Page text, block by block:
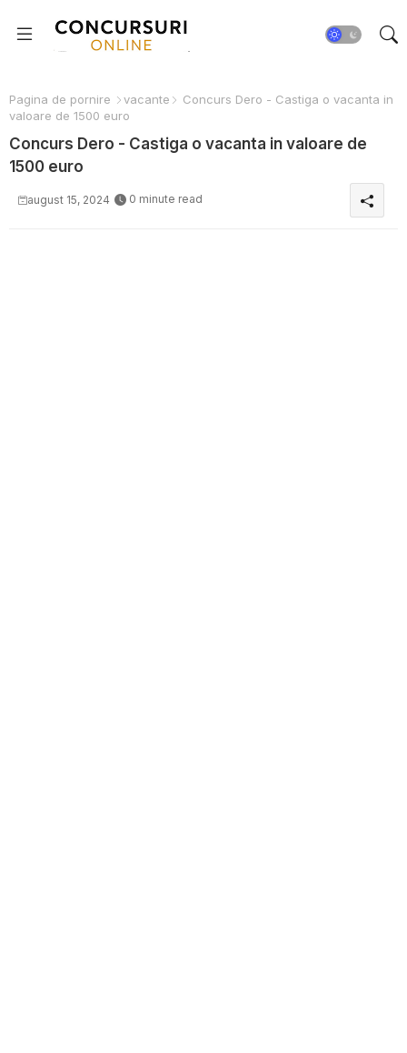
Pagina de pornire vacante
Concurs Dero - Castiga o vacanta in
valoare de 1500 euro
Concurs Dero - Castiga o vacanta in valoare de
1500 euro
august 15, 2024 0 minute read